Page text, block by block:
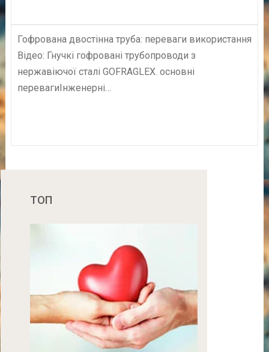
Гофрована двостінна труба: переваги використання
Відео: Гнучкі гофровані трубопроводи з
нержавіючої сталі GOFRAGLEX. основні
перевагиІнженерні…
ТОП